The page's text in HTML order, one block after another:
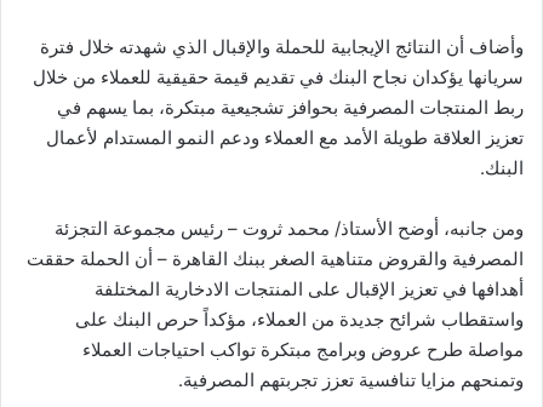
وأضاف أن النتائج الإيجابية للحملة والإقبال الذي شهدته خلال فترة
سريانها يؤكدان نجاح البنك في تقديم قيمة حقيقية للعملاء من خلال
ربط المنتجات المصرفية بحوافز تشجيعية مبتكرة، بما يسهم في
تعزيز العلاقة طويلة الأمد مع العملاء ودعم النمو المستدام لأعمال
البنك.
ومن جانبه، أوضح الأستاذ/ محمد ثروت – رئيس مجموعة التجزئة
المصرفية والقروض متناهية الصغر ببنك القاهرة – أن الحملة حققت
أهدافها في تعزيز الإقبال على المنتجات الادخارية المختلفة
واستقطاب شرائح جديدة من العملاء، مؤكداً حرص البنك على
مواصلة طرح عروض وبرامج مبتكرة تواكب احتياجات العملاء
وتمنحهم مزايا تنافسية تعزز تجربتهم المصرفية.